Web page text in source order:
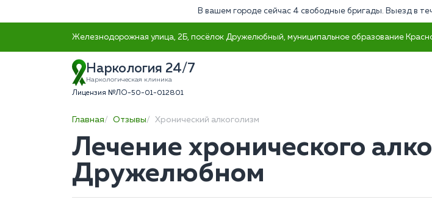
В вашем городе сейчас 4 свободные бригады. Выезд в
Железнодорожная улица, 2Б, посёлок Дружелюбный, муниципальное образование
Наркология 24/7
Наркологическая клиника
Лицензия №ЛО-50-01-012801
Главная Отзывы Хронический алкоголизм
Лечение хронического
Дружелюбном